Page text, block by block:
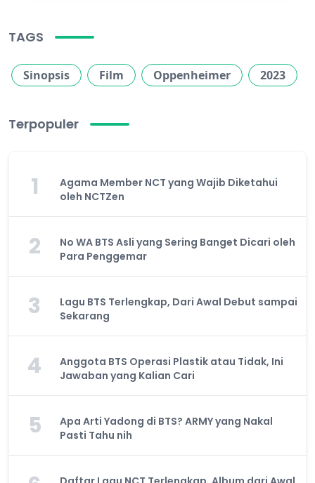
TAGS
Sinopsis Film Oppenheimer 2023
Terpopuler
1
Agama Member NCT yang Wajib Diketahui
oleh NCTZen
2
No WA BTS Asli yang Sering Banget Dicari oleh
Para Penggemar
3
Lagu BTS Terlengkap, Dari Awal Debut sampai
Sekarang
4
Anggota BTS Operasi Plastik atau Tidak, Ini
Jawaban yang Kalian Cari
5
Apa Arti Yadong di BTS? ARMY yang Nakal
Pasti Tahu nih